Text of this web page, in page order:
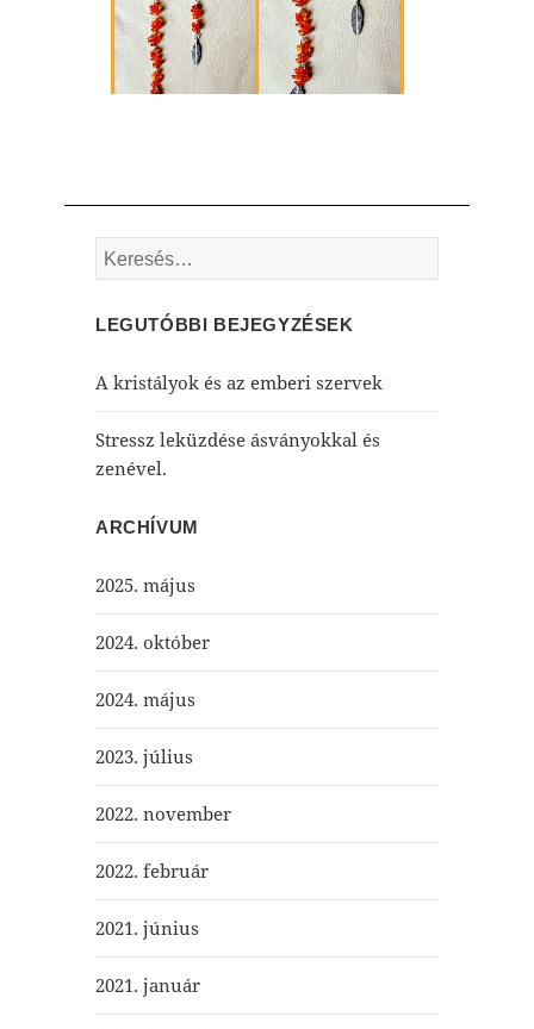
Keresés:
LEGUTÓBBI BEJEGYZÉSEK
A kristályok és az emberi szervek
Stressz leküzdése ásványokkal és
zenével.
ARCHÍVUM
2025. május
2024. október
2024. május
2023. július
2022. november
2022. február
2021. június
2021. január